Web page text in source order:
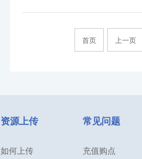
首页 上一页
资源上传
如何上传
常见问题
充值购点